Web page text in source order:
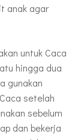
anak agar
untuk Caca
hingga dua
gunakan
setelah
sebelum
dan bekerja